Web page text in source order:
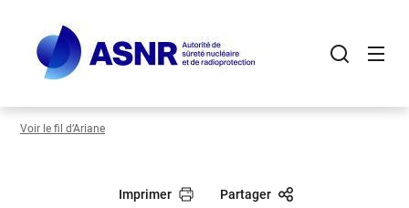
contenu
principal
Voir le fil d’Ariane
Imprimer Partager